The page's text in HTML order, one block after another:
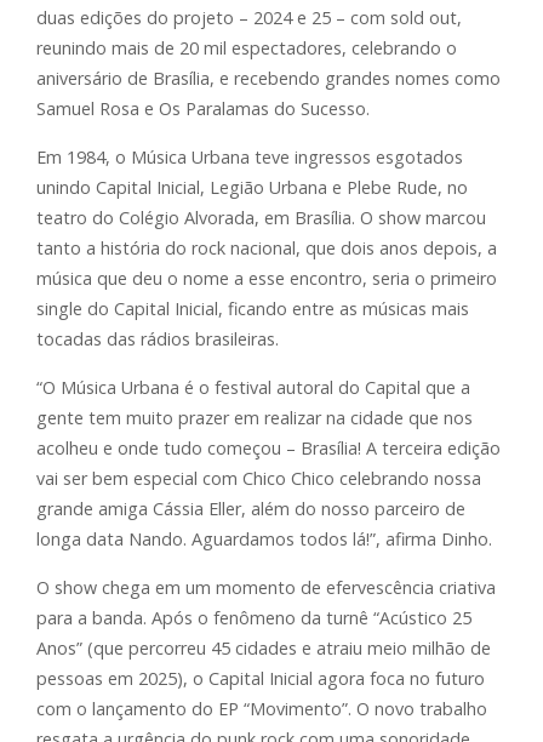
duas edições do projeto – 2024 e 25 – com sold out,
reunindo mais de 20 mil espectadores, celebrando o
aniversário de Brasília, e recebendo grandes nomes como
Samuel Rosa e Os Paralamas do Sucesso.
Em 1984, o Música Urbana teve ingressos esgotados
unindo Capital Inicial, Legião Urbana e Plebe Rude, no
teatro do Colégio Alvorada, em Brasília. O show marcou
tanto a história do rock nacional, que dois anos depois, a
música que deu o nome a esse encontro, seria o primeiro
single do Capital Inicial, ficando entre as músicas mais
tocadas das rádios brasileiras.
“O Música Urbana é o festival autoral do Capital que a
gente tem muito prazer em realizar na cidade que nos
acolheu e onde tudo começou – Brasília! A terceira edição
vai ser bem especial com Chico Chico celebrando nossa
grande amiga Cássia Eller, além do nosso parceiro de
longa data Nando. Aguardamos todos lá!”, afirma Dinho.
O show chega em um momento de efervescência criativa
para a banda. Após o fenômeno da turnê “Acústico 25
Anos” (que percorreu 45 cidades e atraiu meio milhão de
pessoas em 2025), o Capital Inicial agora foca no futuro
com o lançamento do EP “Movimento”. O novo trabalho